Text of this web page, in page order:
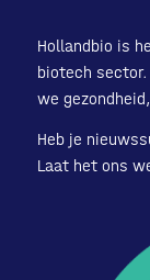
Hollandbio is
biotech
we
Heb je
Laat het ons